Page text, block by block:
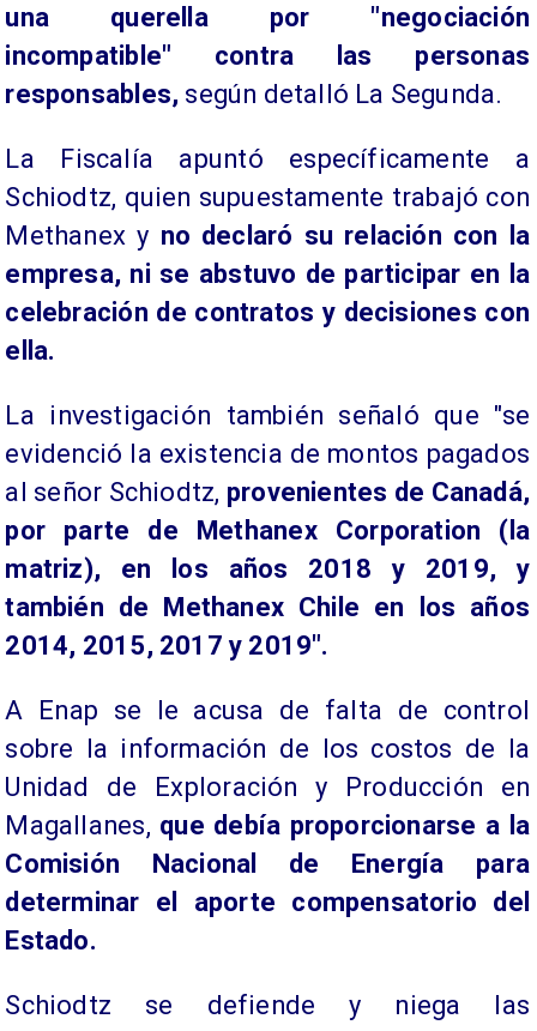
una querella por "negociación
incompatible" contra las personas
responsables, según detalló La Segunda.
La Fiscalía apuntó específicamente a
Schiodtz, quien supuestamente trabajó con
Methanex y no declaró su relación con la
empresa, ni se abstuvo de participar en la
celebración de contratos y decisiones con
ella.
La investigación también señaló que "se
evidenció la existencia de montos pagados
al señor Schiodtz, provenientes de Canadá,
por parte de Methanex Corporation (la
matriz), en los años 2018 y 2019, y
también de Methanex Chile en los años
2014, 2015, 2017 y 2019".
A Enap se le acusa de falta de control
sobre la información de los costos de la
Unidad de Exploración y Producción en
Magallanes, que debía proporcionarse a la
Comisión Nacional de Energía para
determinar el aporte compensatorio del
Estado.
Schiodtz se defiende y niega las